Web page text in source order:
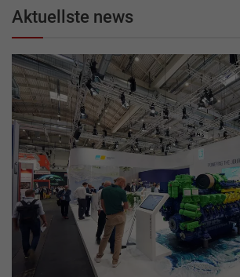
Aktuellste news